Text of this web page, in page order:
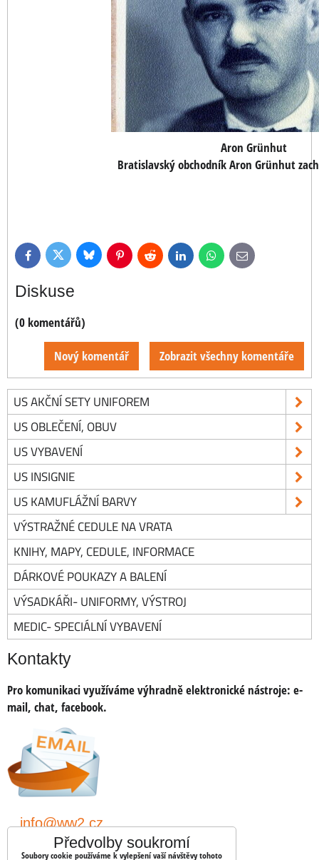
Aron Grünhut
Bratislavský obchodník Aron Grünhut
FacebookTwitter BlueskyPinterestReddit LinkedInWhatsApp
E-
mail
Diskuse
(0 komentářů)
Zobrazit všechny komentáře
Nový komentář
US AKČNÍ SETY UNIFOREM
US OBLEČENÍ, OBUV
US VYBAVENÍ
US INSIGNIE
US KAMUFLÁŽNÍ BARVY
VÝSTRAŽNÉ CEDULE NA VRATA
KNIHY, MAPY, CEDULE, INFORMACE
DÁRKOVÉ POUKAZY A BALENÍ
VÝSADKÁŘI- UNIFORMY, VÝSTROJ
MEDIC- SPECIÁLNÍ VYBAVENÍ
Kontakty
Pro komunikaci využíváme výhradně elektronické nástroje: e-
mail, chat, facebook.
info@ww2.cz
shopww2/
Předvolby soukromí
Soubory cookie používáme k vylepšení vaší návštěvy tohoto